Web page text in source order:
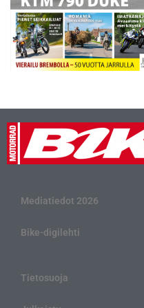
Mediatiedot 2026
Bike-digilehti
Tietosuoja